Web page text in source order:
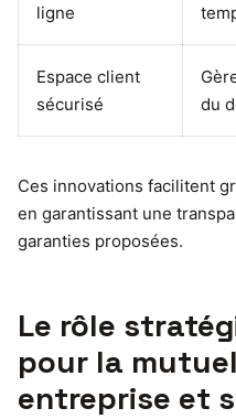
ligne
Espace client
sécurisé
du
Ces innovations facilitent
en garantissant une
garanties proposées.
Le rôle
pour la
entreprise et